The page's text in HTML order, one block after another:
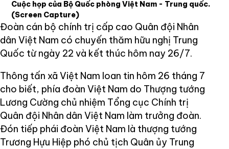
Cuộc họp của Bộ Quốc phòng Việt Nam - Trung quốc.
(Screen Capture)
Đoàn cán bộ chính trị cấp cao Quân đội Nhân
dân Việt Nam có chuyến thăm hữu nghị Trung
Quốc từ ngày 22 và kết thúc hôm nay 26/7.
Thông tấn xã Việt Nam loan tin hôm 26 tháng 7
cho biết, phía đoàn Việt Nam do Thượng tướng
Lương Cường chủ nhiệm Tổng cục Chính trị
Quân đội Nhân dân Việt Nam làm trưởng đoàn.
Đón tiếp phái đoàn Việt Nam là thượng tướng
Trương Hựu Hiệp phó chủ tịch Quân ủy Trung